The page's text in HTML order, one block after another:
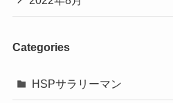
Categories
HSPサラリーマン